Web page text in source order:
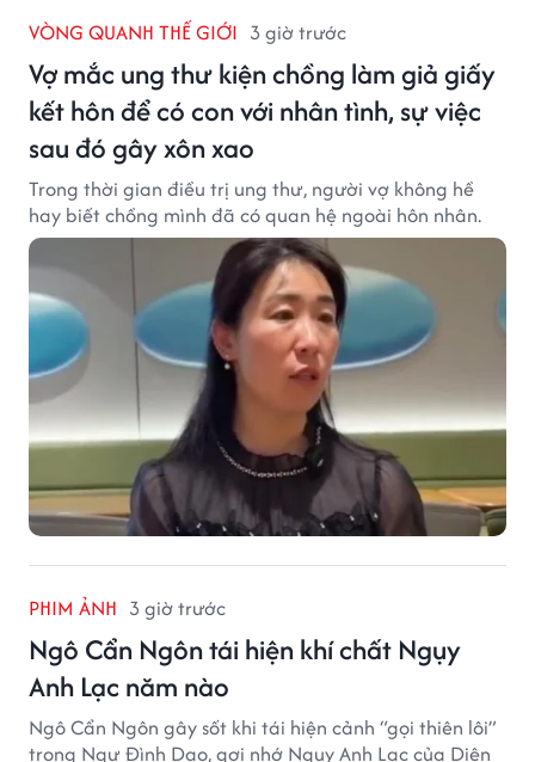
VÒNG QUANH THẾ GIỚI 3 giờ trước
Vợ mắc ung thư kiện chồng làm giả giấy
kết hôn để có con với nhân tình, sự việc
sau đó gây xôn xao
Trong thời gian điều trị ung thư, người vợ không hề
hay biết chồng mình đã có quan hệ ngoài hôn nhân.
PHIM ẢNH 3 giờ trước
Ngô Cẩn Ngôn tái hiện khí chất Ngụy
Anh Lạc năm nào
Ngô Cẩn Ngôn gây sốt khi tái hiện cảnh “gọi thiên lôi”
trong Ngự Đình Dao, gợi nhớ Ngụy Anh Lạc của Diên